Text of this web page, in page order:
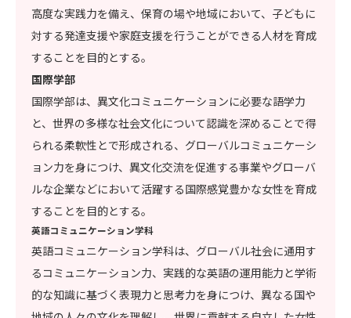
高度な実践力を備え、保育の場や地域において、子どもに
対する発達支援や家庭支援を行うことができる人材を育成
することを目的とする。
国際学部
国際学部は、異文化コミュニケーションに必要な語学力
と、世界の多様な社会文化について認識を深めることで得
られる柔軟性とで形成される、グローバルコミュニケーシ
ョン力を身につけ、異文化交流を促進する事業やグローバ
ルな企業などにおいて活躍する国際感覚豊かな女性を育成
することを目的とする。
英語コミュニケーション学科
英語コミュニケーション学科は、グローバル社会に通用す
るコミュニケーション力、実践的な英語の運用能力と学術
的な知識に基づく表現力と思考力を身につけ、異なる国や